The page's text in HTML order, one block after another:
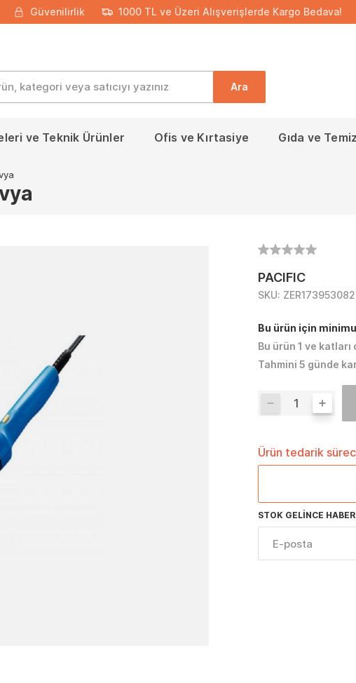
Güvenilirlik 1000 TL ve Üzeri Alışverişlerde Kargo Bedava!
Ara
ve Teknik Ürünler Ofis ve Kırtasiye Gıda ve
PACIFIC
SKU:
Bu ürün için
Bu ürün 1 ve
Tahmini 5 günde
Ürün tedarik
STOK GELINCE